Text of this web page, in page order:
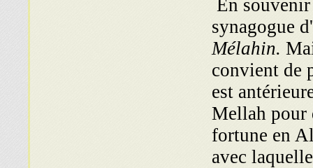
En
synagogue
Mélahin.
convient de
est
Mellah pour
fortune en
avec